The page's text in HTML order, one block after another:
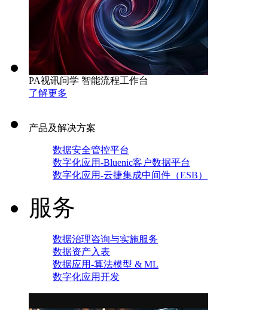
PA视讯问学 智能流程工作台
了解更多
产品及解决方案
数据安全管控平台
数字化应用-Bluenic客户数据平台
数字化应用-云捷集成中间件（ESB）
服务
数据治理咨询与实施服务
数据资产入表
数据应用-算法模型 & ML
数字化应用开发